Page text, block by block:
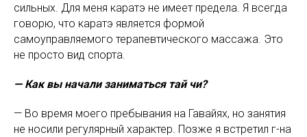
сильных. Для меня каратэ не имеет предела. Я всегда
говорю, что каратэ является формой
самоуправляемого терапевтического массажа. Это
не просто вид спорта.
— Как вы начали заниматься тай чи?
— Во время моего пребывания на Гавайях, но занятия
не носили регулярный характер. Позже я встретил г-на